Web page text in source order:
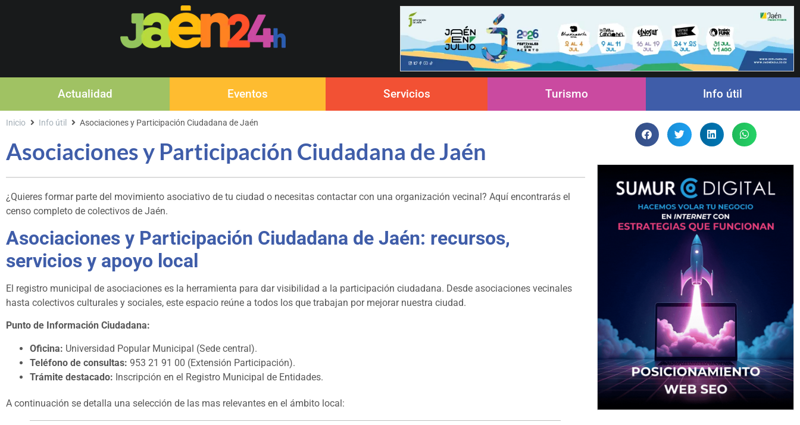
Actualidad Eventos Servicios Turismo Info útil
Asociaciones y Participación Ciudadana de Jaén
Inicio Info útil Asociaciones y Participación Ciudadana de Jaén
¿Quieres formar parte del movimiento asociativo de tu ciudad o necesitas contactar con una organización vecinal? Aquí encontrarás el
censo completo de colectivos de Jaén.
Asociaciones y Participación Ciudadana de Jaén: recursos,
servicios y apoyo local
El registro municipal de asociaciones es la herramienta para dar visibilidad a la participación ciudadana. Desde asociaciones vecinales
hasta colectivos culturales y sociales, este espacio reúne a todos los que trabajan por mejorar nuestra ciudad.
Punto de Información Ciudadana:
Oficina: Universidad Popular Municipal (Sede central).
Teléfono de consultas: 953 21 91 00 (Extensión Participación).
Trámite destacado: Inscripción en el Registro Municipal de Entidades.
A continuación se detalla una selección de las mas relevantes en el ámbito local: